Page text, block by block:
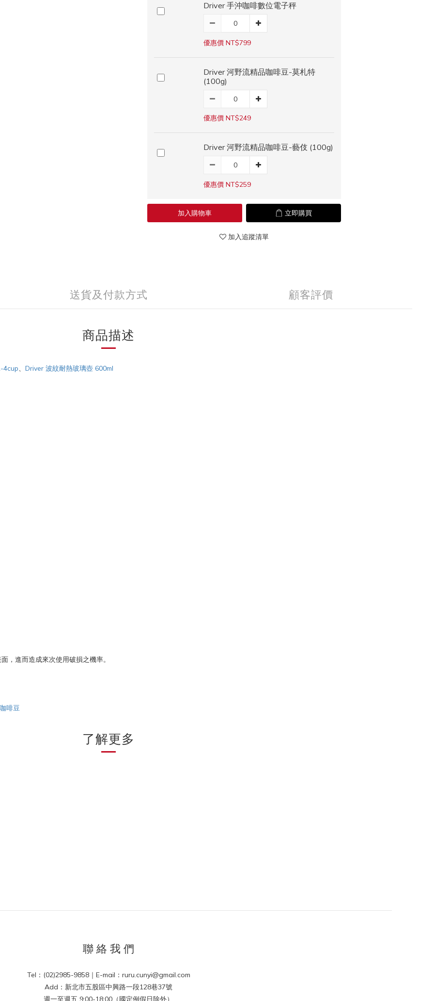
Driver 手沖咖啡數位電子秤
優惠價 NT$799
Driver 河野流精品咖啡豆-莫札特
(100g)
優惠價 NT$249
Driver 河野流精品咖啡豆-藝伎 (100g)
優惠價 NT$259
加入購物車 立即購買
加入追蹤清單
送貨及付款方式 顧客評價
商品描述
4cup Driver 波紋耐熱玻璃壺 600ml
，進而造成來次使用破損之機率。
啡豆
了解更多
聯 絡 我 們
Tel：(02)2985-9858｜E-mail：ruru.cunyi@gmail.com
Add：新北市五股區中興路一段128巷37號
週一至週五 9:00-18:00（國定例假日除外）